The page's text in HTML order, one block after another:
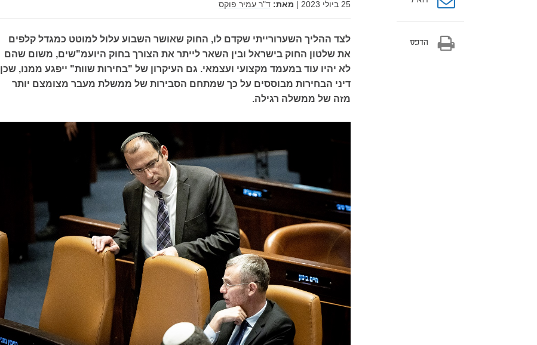
25 ביולי 2023 | מאת: ד"ר עמיר פוקס
לצד ההליך השערורייתי שקדם לו, החוק שאושר השבוע עלול למוטט כמגדל קלפים
את שלטון החוק בישראל ובין השאר לייתר את הצורך בחוק היועמ"שים, משום שהם
לא יהיו עוד במעמד מקצועי ועצמאי. גם העיקרון של "בחירות שוות" ייפגע ממנו, שכן
דיני הבחירות מבוססים על כך שמתחם הסבירות של ממשלת מעבר מצומצם יותר
מזה של ממשלה רגילה.
הדפס